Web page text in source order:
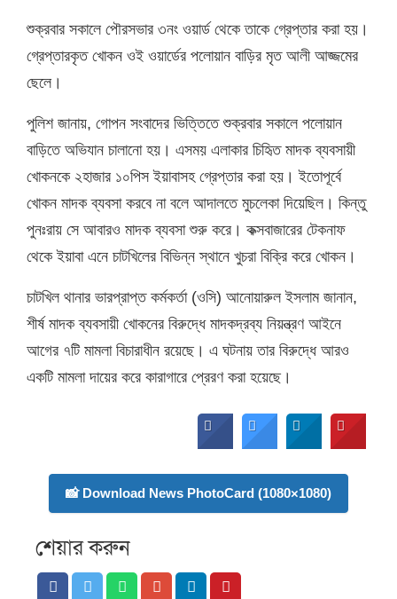
শুক্রবার সকালে পৌরসভার ৩নং ওয়ার্ড থেকে তাকে গ্রেপ্তার করা হয়।
গ্রেপ্তারকৃত খোকন ওই ওয়ার্ডের পলোয়ান বাড়ির মৃত আলী আজ্জমের
ছেলে।
পুলিশ জানায়, গোপন সংবাদের ভিত্তিতে শুক্রবার সকালে পলোয়ান
বাড়িতে অভিযান চালানো হয়। এসময় এলাকার চিহিৃত মাদক ব্যবসায়ী
খোকনকে ২হাজার ১০পিস ইয়াবাসহ গ্রেপ্তার করা হয়। ইতোপূর্বে
খোকন মাদক ব্যবসা করবে না বলে আদালতে মুচলেকা দিয়েছিল। কিন্তু
পুনঃরায় সে আবারও মাদক ব্যবসা শুরু করে। কক্সবাজারের টেকনাফ
থেকে ইয়াবা এনে চাটখিলের বিভিন্ন স্থানে খুচরা বিক্রি করে খোকন।
চাটখিল থানার ভারপ্রাপ্ত কর্মকর্তা (ওসি) আনোয়ারুল ইসলাম জানান,
শীর্ষ মাদক ব্যবসায়ী খোকনের বিরুদ্ধে মাদকদ্রব্য নিয়ন্ত্রণ আইনে
আগের ৭টি মামলা বিচারাধীন রয়েছে। এ ঘটনায় তার বিরুদ্ধে আরও
একটি মামলা দায়ের করে কারাগারে প্রেরণ করা হয়েছে।
📸 Download News PhotoCard (1080×1080)
শেয়ার করুন